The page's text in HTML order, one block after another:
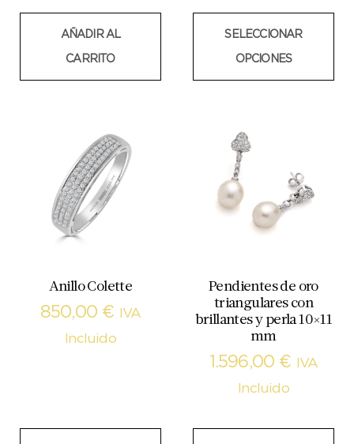
AÑADIR AL
CARRITO
SELECCIONAR
OPCIONES
Anillo Colette
850,00 €
IVA
Incluido
Pendientes de oro
triangulares con
brillantes y perla 10×11
mm
1.596,00 €
IVA
Incluido